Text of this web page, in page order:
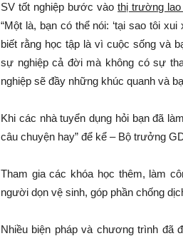
SV tốt nghiệp bước vàothị trường
“Một là, bạn có thể nói: ‘tại sao tôi
biết rằng học tập là vì cuộc sống và
sự nghiệp cả đời mà không có sự
nghiệp sẽ đầy những khúc quanh và
Khi các nhà tuyển dụng hỏi bạn đã
câu chuyện hay” để kể – Bộ trưởng
Tham gia các khóa học thêm, làm
người dọn vệ sinh, góp phần chống
Nhiều biện pháp và chương trình đã